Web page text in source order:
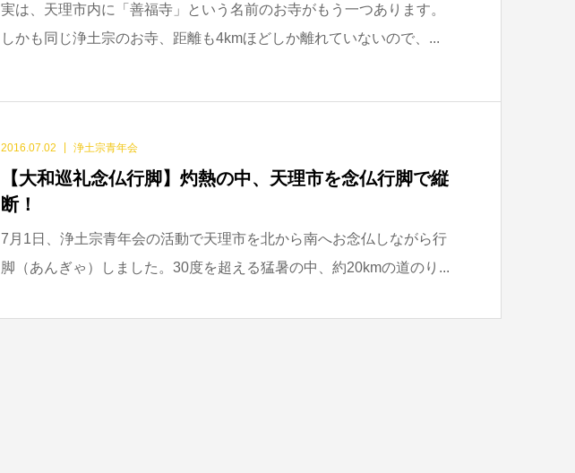
実は、天理市内に「善福寺」という名前のお寺がもう一つあります。
しかも同じ浄土宗のお寺、距離も4kmほどしか離れていないので、...
2016.07.02 浄土宗青年会
【大和巡礼念仏行脚】灼熱の中、天理市を念仏行脚で縦
断！
7月1日、浄土宗青年会の活動で天理市を北から南へお念仏しながら行
脚（あんぎゃ）しました。30度を超える猛暑の中、約20kmの道のり...